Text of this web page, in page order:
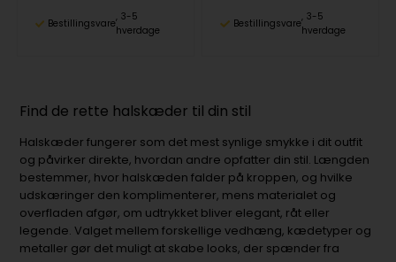
Bestillingsvare
3-5
hverdage
Bestillingsvare
3-5
hverdage
Find de rette halskæder til din stil
Halskæder fungerer som det mest synlige smykke i dit outfit
og påvirker direkte, hvordan andre opfatter din stil. Længden
bestemmer, hvor halskæden falder på kroppen, og hvilke
udskæringer den komplimenterer, mens materialet og
overfladen afgør, om udtrykket bliver elegant, råt eller
legende. Valget mellem forskellige vedhæng, kædetyper og
metaller gør det muligt at skabe looks, der spænder fra